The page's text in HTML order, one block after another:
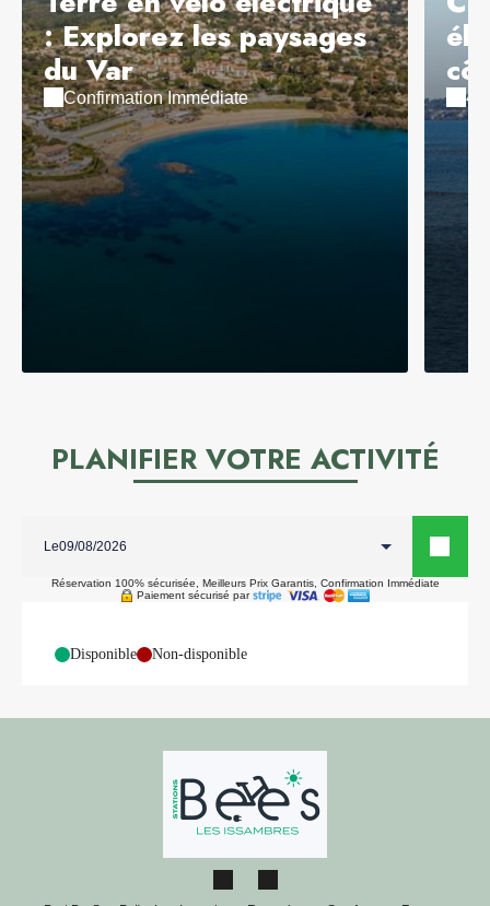
: Explorez les paysages
du Var
Confirmation Immédiate 4
PLANIFIER VOTRE ACTIVITÉ
Le
Réservation 100% sécurisée, Meilleurs Prix Garantis, Confirmation Immédiate
Paiement sécurisé par
Disponible Non-disponible